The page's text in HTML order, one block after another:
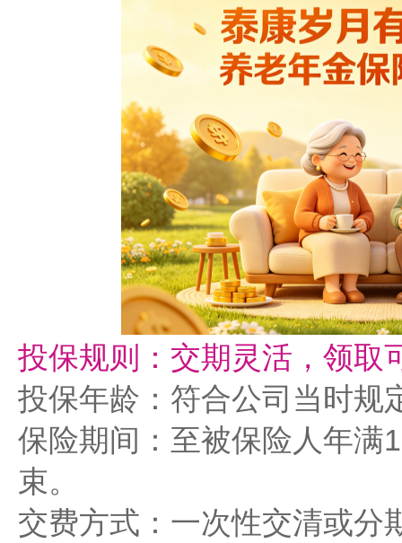
投保规则：交期灵活，领取
投保年龄：符合公司当时规
保险期间：至被保险人年满
束。
交费方式：一次性交清或分